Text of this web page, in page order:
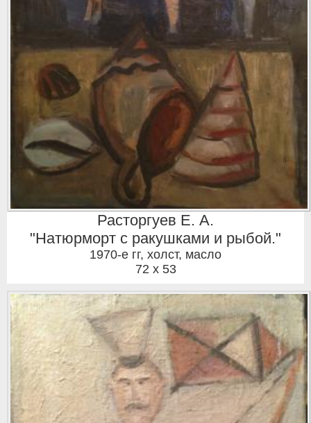
Расторгуев Е. А.
"Натюрморт с ракушками и рыбой."
1970-е гг, холст, масло
72 x 53